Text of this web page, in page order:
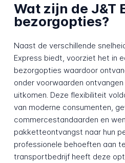
Wat zijn de J&T
bezorgopties?
Naast de verschillende
Express biedt, voorziet het in
bezorgopties waardoor
onder voorwaarden
uitkomen. Deze flexibiliteit
van moderne consumenten,
commercestandaarden en
pakketteontvangst naar hun
professionele behoeften aan
transportbedrijf heeft deze